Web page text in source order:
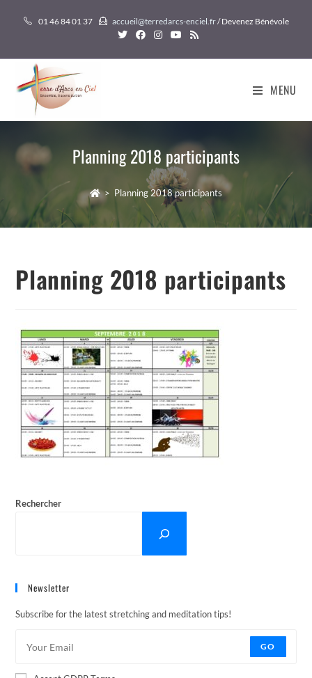
01 46 84 01 37 accueil@terredarcs-enciel.fr/ Devenez Bénévole
MENU
Planning 2018 participants
> Planning 2018 participants
Planning 2018 participants
Rechercher
Newsletter
Subscribe for the latest stretching and meditation tips!
GO